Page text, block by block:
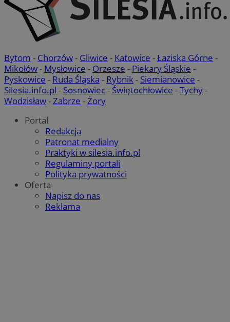
Bytom - Chorzów- Gliwice - Katowice -Łaziska Górne -
Mikołów- Mysłowice - Orzesze - Piekary Śląskie -
Pyskowice - Ruda Śląska - Rybnik- Siemianowice -
Silesia.info.pl - Sosnowiec- Świętochłowice -Tychy-
Wodzisław-Zabrze -Żory
Portal
Redakcja
Patronat medialny
Praktyki w silesia.info.pl
Regulaminy portali
Polityka prywatności
Oferta
Napisz do nas
Reklama